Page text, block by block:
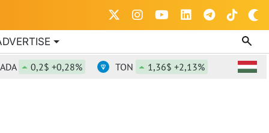
0,2$ +0,28% TON 1,36$ +2,13%